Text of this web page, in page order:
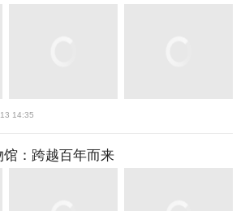
14:35
馆：跨越百年而来